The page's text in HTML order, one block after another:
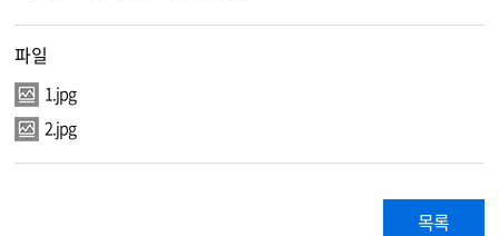
파일
1.jpg
2.jpg
목록